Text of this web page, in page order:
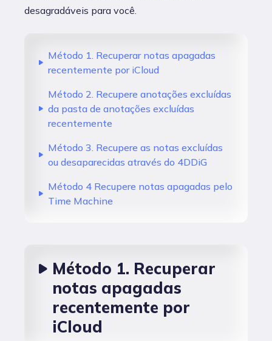
desagradáveis para você.
Método 1. Recuperar notas apagadas
recentemente por iCloud
Método 2. Recupere anotações excluídas
da pasta de anotações excluídas
recentemente
Método 3. Recupere as notas excluídas
ou desaparecidas através do 4DDiG
Método 4 Recupere notas apagadas pelo
Time Machine
Método 1. Recuperar
notas apagadas
recentemente por
iCloud